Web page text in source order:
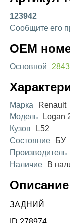
123942
Сообщите его
OEM
Основной
Марка
Renault
Модель
Logan
Кузов
L52
Состояние
БУ
Производитель
Наличие
В
Описание
ЗАДНИЙ
ID 278974